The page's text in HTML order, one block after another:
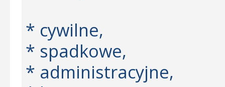
* cywilne,
* spadkowe,
* administracyjne,